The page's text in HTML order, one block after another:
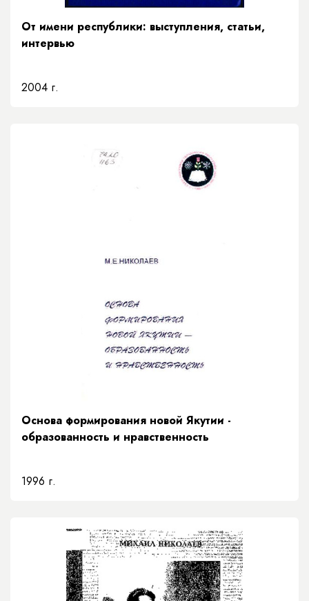
От имени республики: выступления, статьи,
интервью
2004 г.
Основа формирования новой Якутии -
образованность и нравственность
1996 г.